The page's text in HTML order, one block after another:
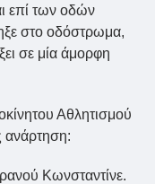
επί των οδών
στο οδόστρωμα,
σε μία άμορφη
Αθλητισμού
ανάρτηση:
Κωνσταντίνε.